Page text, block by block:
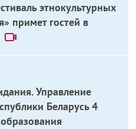
этнокультурных
примет гостей в
Управление
Беларусь 4